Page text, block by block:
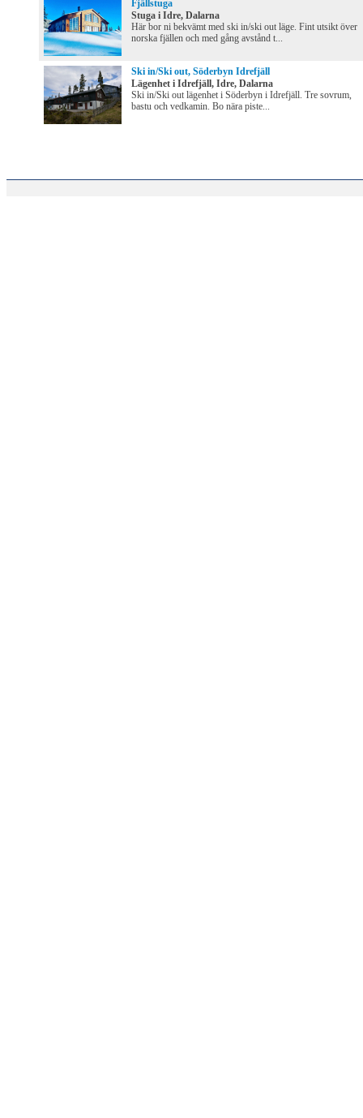
Fjällstuga
Stuga i Idre, Dalarna
Här bor ni bekvämt med ski in/ski out läge. Fint utsikt över
norska fjällen och med gång avstånd t...
Ski in/Ski out, Söderbyn Idrefjäll
Lägenhet i Idrefjäll, Idre, Dalarna
Ski in/Ski out lägenhet i Söderbyn i Idrefjäll. Tre sovrum,
bastu och vedkamin. Bo nära piste...